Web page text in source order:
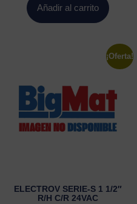
Añadir al carrito
¡Oferta!
ELECTROV SERIE-S 1 1/2″
R/H C/R 24VAC